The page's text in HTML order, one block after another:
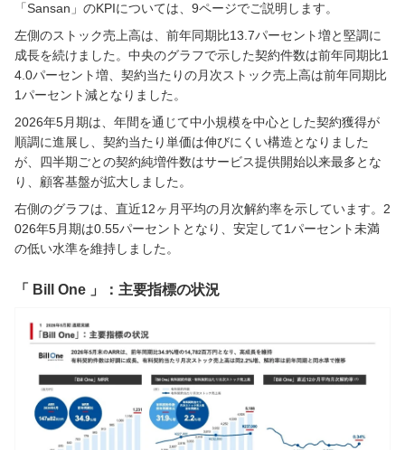
「Sansan」のKPIについては、9ページでご説明します。
左側のストック売上高は、前年同期比13.7パーセント増と堅調に
成長を続けました。中央のグラフで示した契約件数は前年同期比1
4.0パーセント増、契約当たりの月次ストック売上高は前年同期比
1パーセント減となりました。
2026年5月期は、年間を通じて中小規模を中心とした契約獲得が
順調に進展し、契約当たり単価は伸びにくい構造となりました
が、四半期ごとの契約純増件数はサービス提供開始以来最多とな
り、顧客基盤が拡大しました。
右側のグラフは、直近12ヶ月平均の月次解約率を示しています。2
026年5月期は0.55パーセントとなり、安定して1パーセント未満
の低い水準を維持しました。
「 Bill One 」：主要指標の状況